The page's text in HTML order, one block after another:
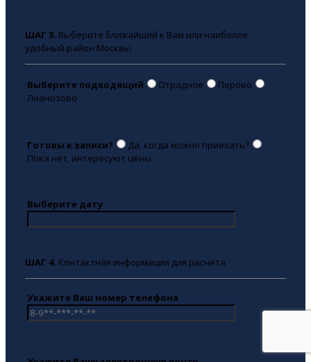
ШАГ 3. Выберите ближайший к Вам или наиболее
удобный район Москвы
Выберите подходящий Отрадное
Перово
Лианозово
Готовы к записи?
Да, когда можно приехать?
Пока нет, интересуют цены
Выберите дату
ШАГ 4. Контактная информация для расчёта
Укажите Ваш номер телефона